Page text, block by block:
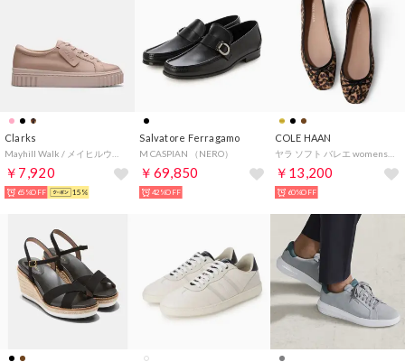
Clarks
￥7,920
65%OFF 15%
Salvatore Ferragamo
M CASPIAN （NERO）
￥69,850
42%OFF
COLE HAAN
ヤラ ソフト バレエ womens （レオパード プリント スエード）
￥13,200
60%OFF